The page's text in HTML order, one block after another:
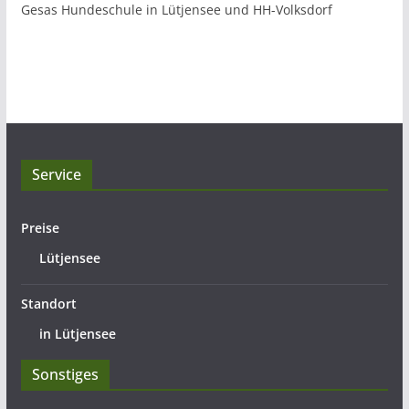
Gesas Hundeschule in Lütjensee und HH-Volksdorf
Service
Preise
Lütjensee
Standort
in Lütjensee
Sonstiges